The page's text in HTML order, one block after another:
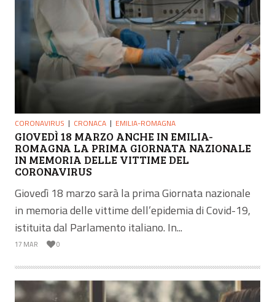
CORONAVIRUS CRONACA EMILIA-ROMAGNA
GIOVEDÌ 18 MARZO ANCHE IN EMILIA-
ROMAGNA LA PRIMA GIORNATA NAZIONALE
IN MEMORIA DELLE VITTIME DEL
CORONAVIRUS
Giovedì 18 marzo sarà la prima Giornata nazionale
in memoria delle vittime dell’epidemia di Covid-19,
istituita dal Parlamento italiano. In...
17 MAR 0